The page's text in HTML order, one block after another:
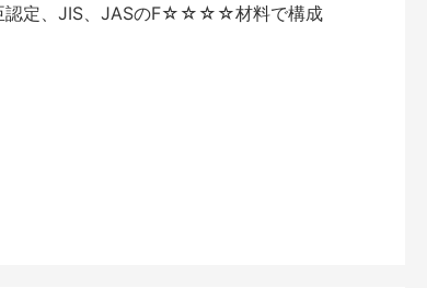
臣認定、JIS、JASのF☆☆☆☆材料で構成